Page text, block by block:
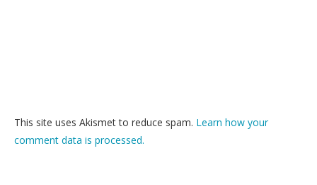
This site uses Akismet to reduce spam. Learn how your
comment data is processed.